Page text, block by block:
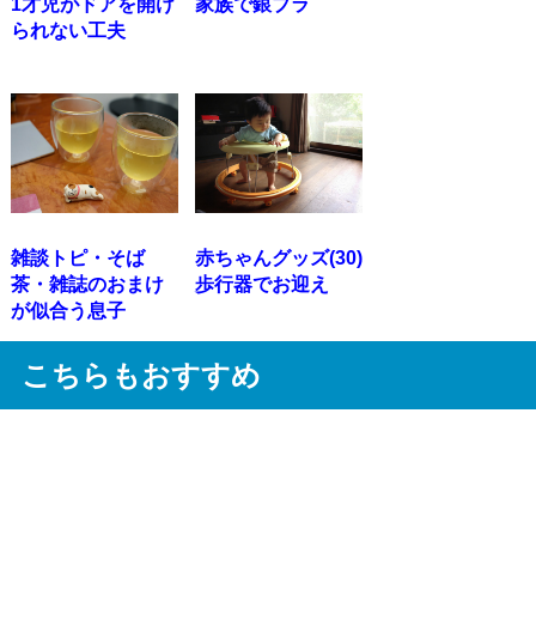
られない工夫
雑談トピ・そば
茶・雑誌のおまけ
が似合う息子
赤ちゃんグッズ(30)
歩行器でお迎え
こちらもおすすめ